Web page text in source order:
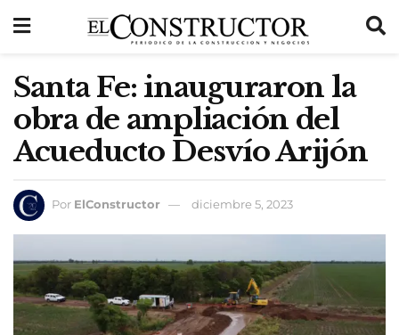
Santa Fe: inauguraron la
obra de ampliación del
Acueducto Desvío Arijón
Por ElConstructor diciembre 5, 2023